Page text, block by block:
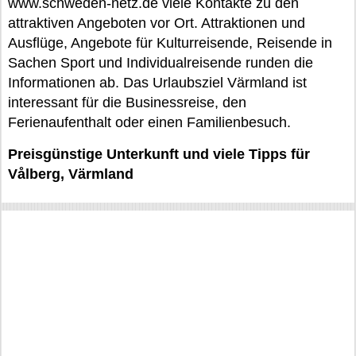
www.schweden-netz.de viele Kontakte zu den
attraktiven Angeboten vor Ort. Attraktionen und
Ausflüge, Angebote für Kulturreisende, Reisende in
Sachen Sport und Individualreisende runden die
Informationen ab. Das Urlaubsziel Värmland ist
interessant für die Businessreise, den
Ferienaufenthalt oder einen Familienbesuch.
Preisgünstige Unterkunft und viele Tipps für
Vålberg, Värmland